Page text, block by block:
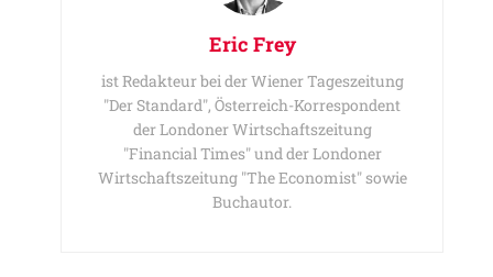
Eric Frey
ist Redakteur bei der Wiener Tageszeitung
"Der Standard", Österreich-Korrespondent
der Londoner Wirtschaftszeitung
"Financial Times" und der Londoner
Wirtschaftszeitung "The Economist" sowie
Buchautor.